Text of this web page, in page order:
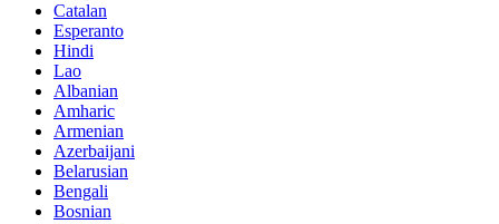
Catalan
Esperanto
Hindi
Lao
Albanian
Amharic
Armenian
Azerbaijani
Belarusian
Bengali
Bosnian